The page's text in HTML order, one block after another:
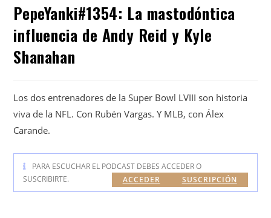
PepeYanki#1354: La mastodóntica
influencia de Andy Reid y Kyle
Shanahan
Los dos entrenadores de la Super Bowl LVIII son historia
viva de la NFL. Con Rubén Vargas. Y MLB, con Álex
Carande.
PARA ESCUCHAR EL PODCAST DEBES ACCEDER O
SUSCRIBIRTE.
SUSCRIPCIÓN
ACCEDER